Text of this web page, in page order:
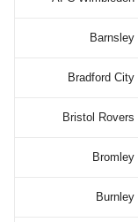
Barnsley
Bradford City
Bristol Rovers
Bromley
Burnley